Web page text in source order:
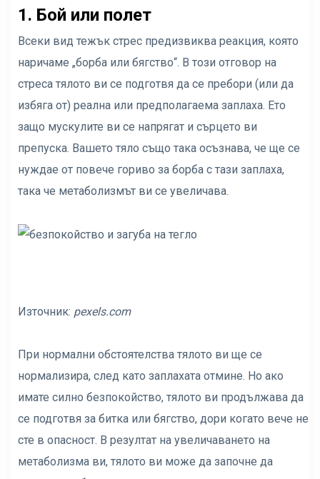
1. Бой или полет
Всеки вид тежък стрес предизвиква реакция, която
наричаме „борба или бягство“. В този отговор на
стреса тялото ви се подготвя да се пребори (или да
избяга от) реална или предполагаема заплаха. Ето
защо мускулите ви се напрягат и сърцето ви
препуска. Вашето тяло също така осъзнава, че ще се
нуждае от повече гориво за борба с тази заплаха,
така че метаболизмът ви се увеличава.
Източник: pexels.com
При нормални обстоятелства тялото ви ще се
нормализира, след като заплахата отмине. Но ако
имате силно безпокойство, тялото ви продължава да
се подготвя за битка или бягство, дори когато вече не
сте в опасност. В резултат на увеличаването на
метаболизма ви, тялото ви може да започне да